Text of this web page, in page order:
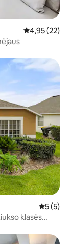
Vidutinis
4,95 (22)
Vidutinis
5 (5)
klasės